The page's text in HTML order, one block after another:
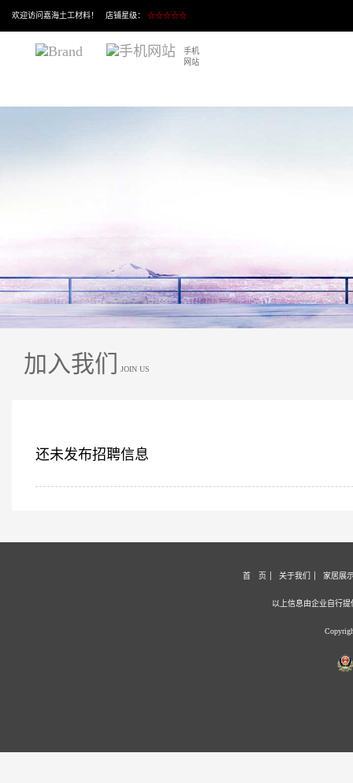
欢迎访问嘉海土工材料！ 店铺星级： ☆☆☆☆☆
手机
网站
加入我们 JOIN US
还未发布招聘信息
首 页 关于我们 家居展
以上信息由企业自行